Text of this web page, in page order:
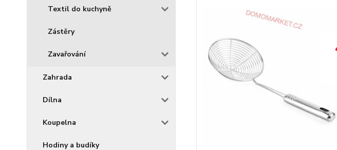
Textil do kuchyně
Zástěry
Zavařování
Zahrada
Dílna
Koupelna
Hodiny a budíky